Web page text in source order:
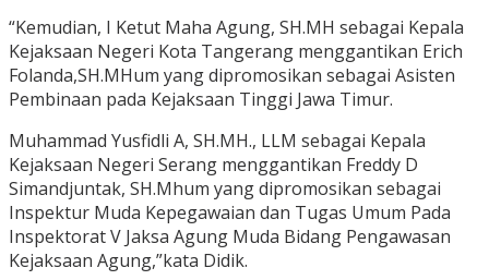
“Kemudian, I Ketut Maha Agung, SH.MH sebagai Kepala
Kejaksaan Negeri Kota Tangerang menggantikan Erich
Folanda,SH.MHum yang dipromosikan sebagai Asisten
Pembinaan pada Kejaksaan Tinggi Jawa Timur.
Muhammad Yusfidli A, SH.MH., LLM sebagai Kepala
Kejaksaan Negeri Serang menggantikan Freddy D
Simandjuntak, SH.Mhum yang dipromosikan sebagai
Inspektur Muda Kepegawaian dan Tugas Umum Pada
Inspektorat V Jaksa Agung Muda Bidang Pengawasan
Kejaksaan Agung,”kata Didik.